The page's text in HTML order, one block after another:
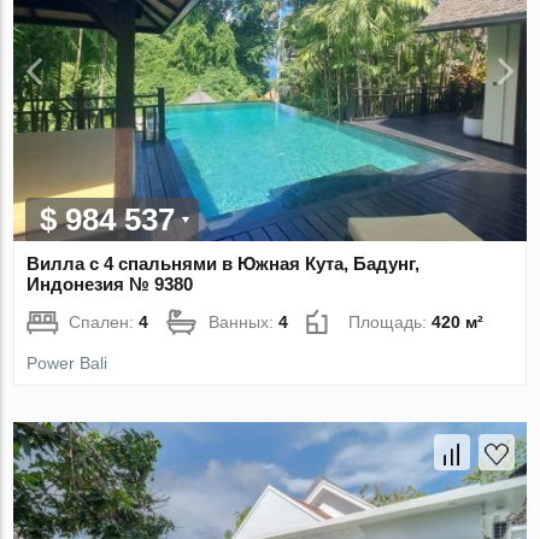
$ 984 537
Вилла с 4 спальнями в Южная Кута, Бадунг,
Индонезия № 9380
Спален:4 Ванных:4 Площадь:420 м²
Power Bali